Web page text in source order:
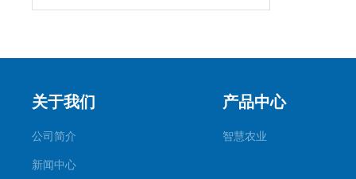
关于我们
公司简介
新闻中心
产品中心
智慧农业